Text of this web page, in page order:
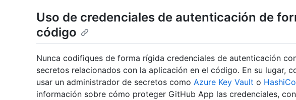
Uso de credenciales de autenticación de
código
Nunca codifiques de forma rígida credenciales de autenticación
secretos relacionados con la aplicación en el código. En su lugar,
usar un administrador de secretos como Azure Key Vault o
información sobre cómo proteger GitHub App las credenciales,